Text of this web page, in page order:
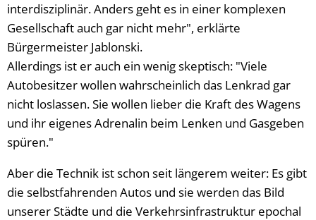
interdisziplinär. Anders geht es in einer komplexen
Gesellschaft auch gar nicht mehr", erklärte
Bürgermeister Jablonski.
Allerdings ist er auch ein wenig skeptisch: "Viele
Autobesitzer wollen wahrscheinlich das Lenkrad gar
nicht loslassen. Sie wollen lieber die Kraft des Wagens
und ihr eigenes Adrenalin beim Lenken und Gasgeben
spüren."
Aber die Technik ist schon seit längerem weiter: Es gibt
die selbstfahrenden Autos und sie werden das Bild
unserer Städte und die Verkehrsinfrastruktur epochal